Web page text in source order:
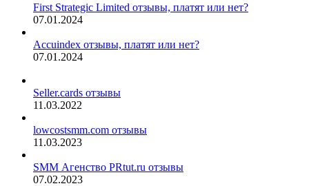
First Strategic Limited отзывы, платят или нет?
07.01.2024
Accuindex отзывы, платят или нет?
07.01.2024
Seller.cards отзывы
11.03.2022
lowcostsmm.com отзывы
11.03.2023
SMM Агенство PRtut.ru отзывы
07.02.2023